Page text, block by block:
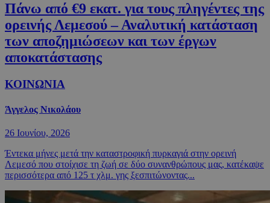
Πάνω από €9 εκατ. για τους πληγέντες της
ορεινής Λεμεσού – Αναλυτική κατάσταση
των αποζημιώσεων και των έργων
αποκατάστασης
ΚΟΙΝΩΝΙΑ
Άγγελος Νικολάου
26 Ιουνίου, 2026
Έντεκα μήνες μετά την καταστροφική πυρκαγιά στην ορεινή
Λεμεσό που στοίχισε τη ζωή σε δύο συνανθρώπους μας, κατέκαψε
περισσότερα από 125 τ χλμ. γης ξεσπιτώνοντας...